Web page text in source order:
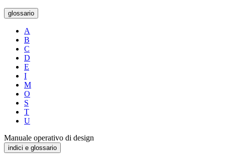
glossario
A
B
C
D
E
I
M
O
S
T
U
Manuale operativo di design
indici e glossario